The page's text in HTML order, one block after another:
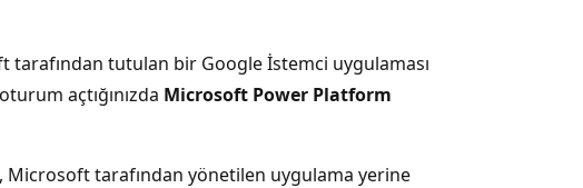
tarafından tutulan bir Google İstemci uygulaması
açtığınızda Microsoft Power Platform
Microsoft tarafından yönetilen uygulama yerine